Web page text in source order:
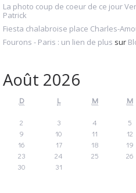
La photo coup de coeur de ce jour
Patrick
Fiesta chalabroise place Charles-
Fourons - Paris : un lien de plus sur
Août 2026
D L M M
2
3 4 5
9
10 11 12
16
17 18 19
23
24 25 26
30
31